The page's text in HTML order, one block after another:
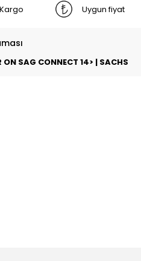
Uygun fiyat
SAG CONNECT 14> | SACHS